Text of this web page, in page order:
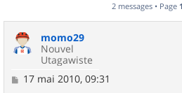
2 messages • Page 1
momo29
Nouvel
Utagawiste
M17 mai 2010, 09:31